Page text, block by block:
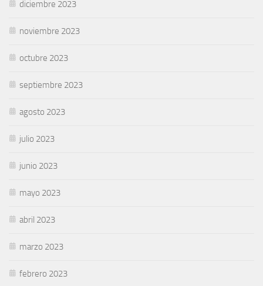
diciembre 2023
noviembre 2023
octubre 2023
septiembre 2023
agosto 2023
julio 2023
junio 2023
mayo 2023
abril 2023
marzo 2023
febrero 2023